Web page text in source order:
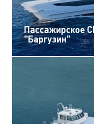
Пассажирское
"Баргузин"